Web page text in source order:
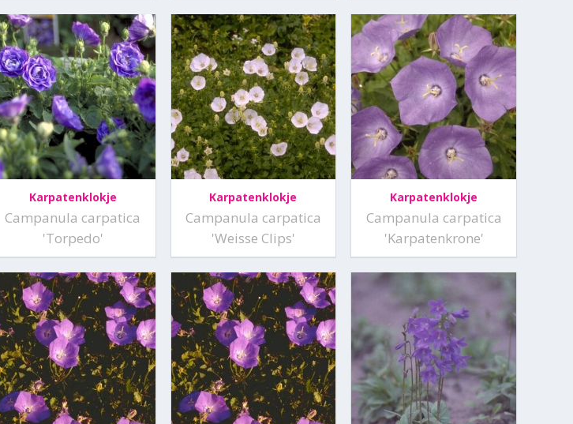
Karpatenklokje
Campanula carpatica
'Torpedo'
Karpatenklokje
Campanula carpatica
'Weisse Clips'
Karpatenklokje
Campanula carpatica
'Karpatenkrone'